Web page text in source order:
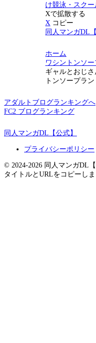
け競泳・スク
Xで拡散する
X コピー
同人マンガDL【
ホーム
ワシントンソー
ギャルとおじ
トンソープラ
アダルトブログランキングへ
FC2 ブログランキング
同人マンガDL【公式】
プライバシーポリシー
© 2024-2026 同人マンガDL
タイトルとURLをコピーし